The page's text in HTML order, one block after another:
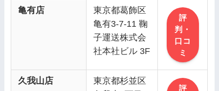
亀有店
東京都葛飾区
亀有3-7-11 鞠
子運送株式会
社本社ビル 3F
評
判・
口コ
ミ
久我山店
東京都杉並区
評